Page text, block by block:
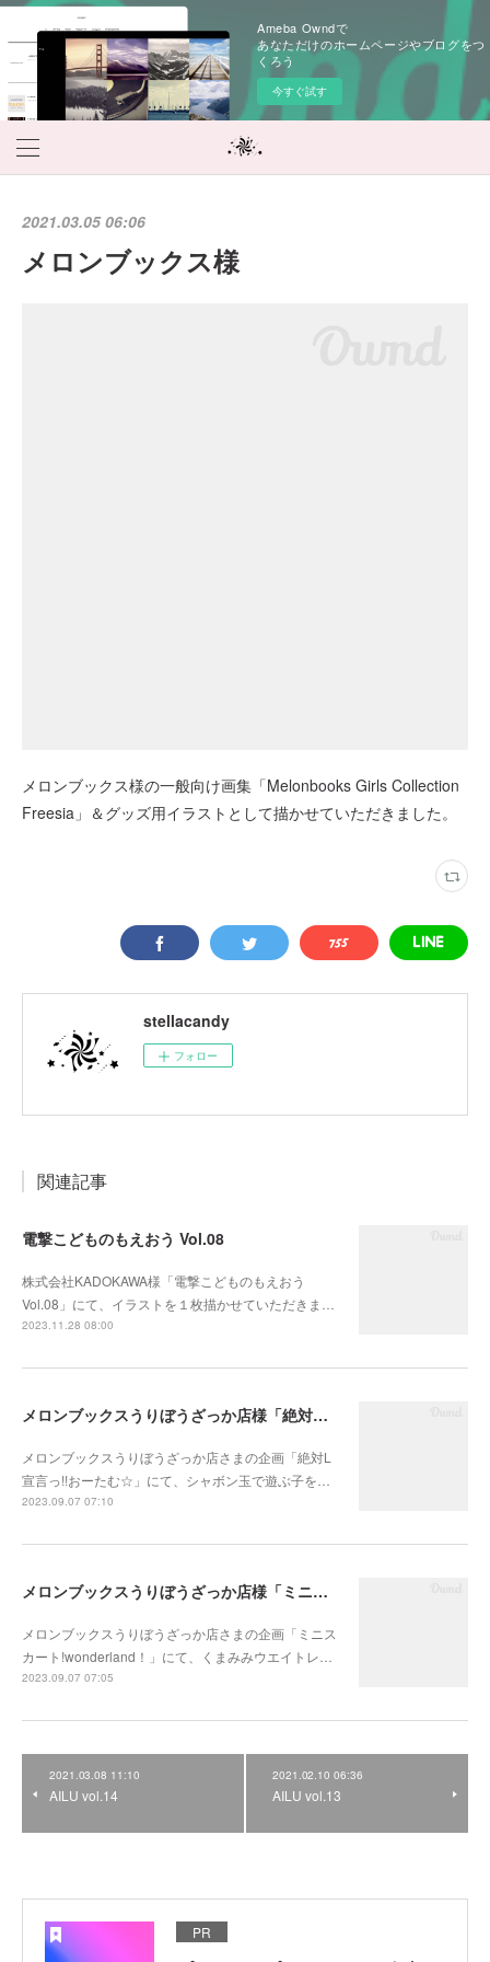
Ameba Owndで
あなただけのホームページやブログをつ
くろう
今すぐ試す
2021.03.05 06:06
メロンブックス様
メロンブックス様の一般向け画集「Melonbooks Girls Collection
Freesia」＆グッズ用イラストとして描かせていただきました。
stellacandy
フォロー
関連記事
電撃こどものもえおう Vol.08
株式会社KADOKAWA様「電撃こどものもえおう
Vol.08」にて、イラストを１枚描かせていただきま…
2023.11.28 08:00
メロンブックスうりぼうざっか店様「絶対L宣言っ!!おーたむ☆」
メロンブックスうりぼうざっか店さまの企画「絶対L
宣言っ!!おーたむ☆」にて、シャボン玉で遊ぶ子を…
2023.09.07 07:10
メロンブックスうりぼうざっか店様「ミニスカート!wonderland！」
メロンブックスうりぼうざっか店さまの企画「ミニス
カート!wonderland！」にて、くまみみウエイトレ…
2023.09.07 07:05
2021.03.08 11:10
AILU vol.14
2021.02.10 06:36
AILU vol.13
PR